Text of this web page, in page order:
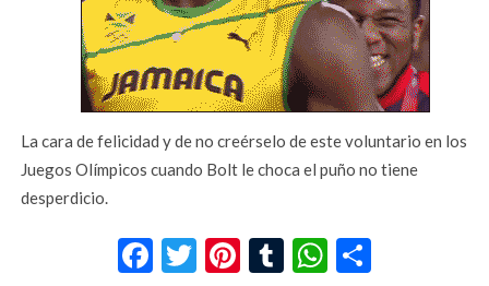
La cara de felicidad y de no creérselo de este voluntario en los
Juegos Olímpicos cuando Bolt le choca el puño no tiene
desperdicio.
Facebook
Twitter
Pinterest
TumblrWhatsApp